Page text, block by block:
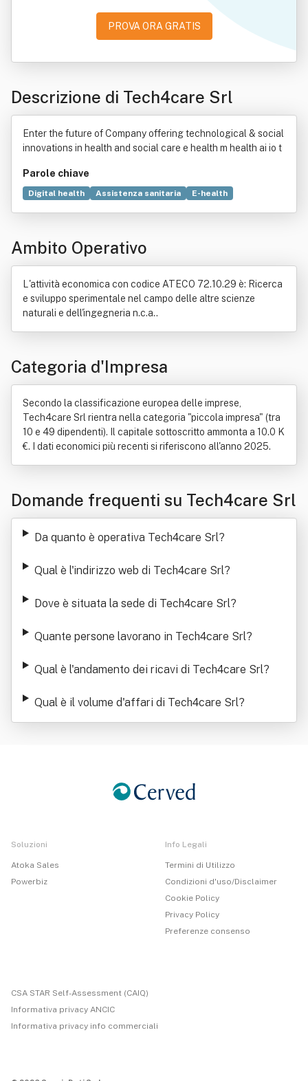
PROVA ORA GRATIS
Descrizione di Tech4care Srl
Enter the future of Company offering technological & social
innovations in health and social care e health m health ai io t
Parole chiave
Digital health Assistenza sanitaria
E-health
Sito web
Opt-out Prodotto (economia)
Consulenza
Ambito Operativo
L'attività economica con codice ATECO 72.10.29 è: Ricerca
e sviluppo sperimentale nel campo delle altre scienze
naturali e dell'ingegneria n.c.a..
Categoria d'Impresa
Secondo la classificazione europea delle imprese,
Tech4care Srl rientra nella categoria "piccola impresa" (tra
10 e 49 dipendenti). Il capitale sottoscritto ammonta a 10.0 K
€. I dati economici più recenti si riferiscono all'anno 2025.
Domande frequenti su Tech4care Srl
Da quanto è operativa Tech4care Srl?
Qual è l'indirizzo web di Tech4care Srl?
Dove è situata la sede di Tech4care Srl?
Quante persone lavorano in Tech4care Srl?
Qual è l'andamento dei ricavi di Tech4care Srl?
Qual è il volume d'affari di Tech4care Srl?
Soluzioni
Atoka Sales
Powerbiz
Info Legali
Termini di Utilizzo
Condizioni d'uso/Disclaimer
Cookie Policy
Privacy Policy
Preferenze consenso
CSA STAR Self-Assessment (CAIQ)
Informativa privacy ANCIC
Informativa privacy info commerciali